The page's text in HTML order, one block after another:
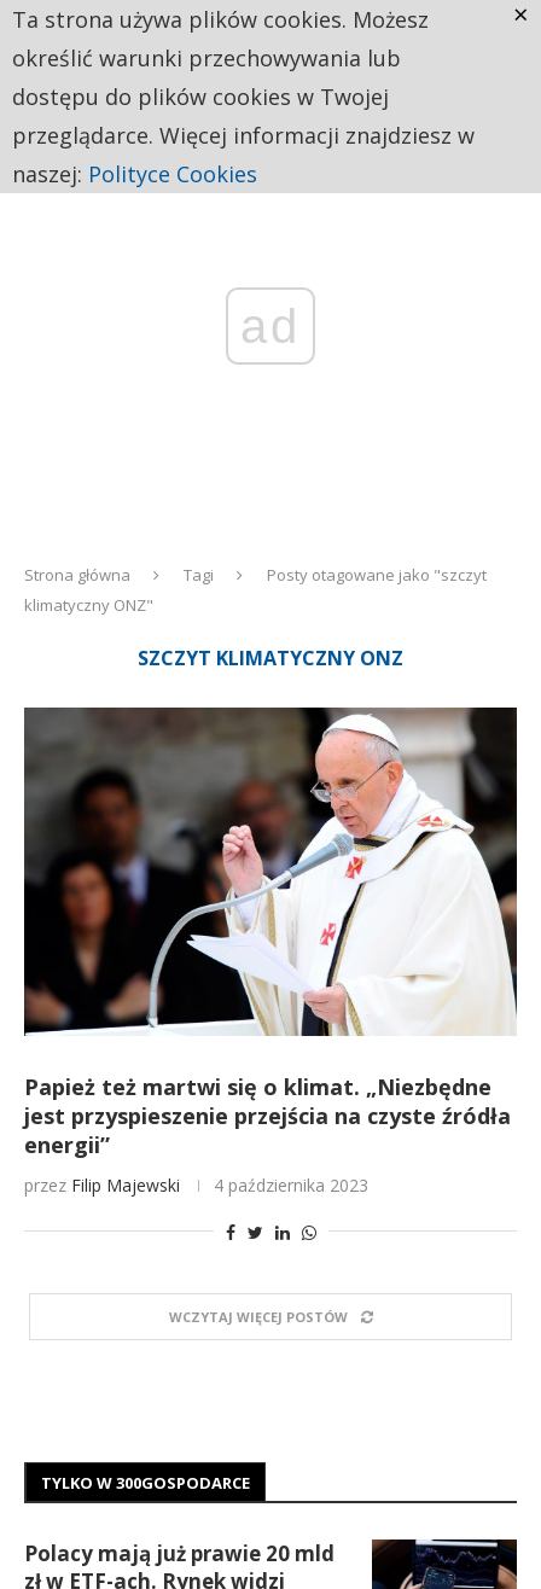
ad
Strona główna Tagi
Posty otagowane jako "szczyt
klimatyczny ONZ"
SZCZYT KLIMATYCZNY ONZ
Papież też martwi się o klimat. „Niezbędne
jest przyspieszenie przejścia na czyste źródła
energii”
przez Filip Majewski 4 października 2023
WCZYTAJ WIĘCEJ POSTÓW
TYLKO W 300GOSPODARCE
Polacy mają już prawie 20 mld
zł w ETF-ach. Rynek widzi
Ta strona używa plików cookies. Możesz
określić warunki przechowywania lub
dostępu do plików cookies w Twojej
przeglądarce. Więcej informacji znajdziesz w
naszej: Polityce Cookies
×